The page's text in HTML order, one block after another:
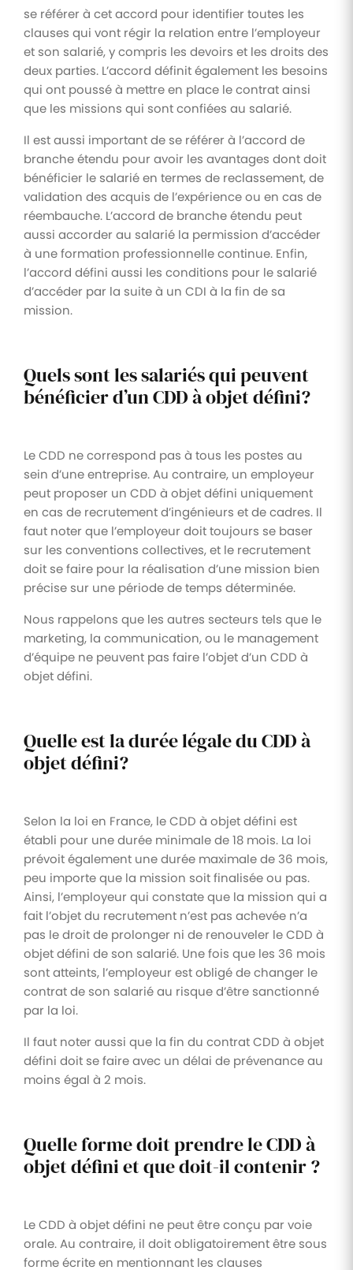
se référer à cet accord pour identifier toutes les
clauses qui vont régir la relation entre l’employeur
et son salarié, y compris les devoirs et les droits des
deux parties. L’accord définit également les besoins
qui ont poussé à mettre en place le contrat ainsi
que les missions qui sont confiées au salarié.
Il est aussi important de se référer à l’accord de
branche étendu pour avoir les avantages dont doit
bénéficier le salarié en termes de reclassement, de
validation des acquis de l’expérience ou en cas de
réembauche. L’accord de branche étendu peut
aussi accorder au salarié la permission d’accéder
à une formation professionnelle continue. Enfin,
l’accord défini aussi les conditions pour le salarié
d’accéder par la suite à un CDI à la fin de sa
mission.
Quels sont les salariés qui peuvent
bénéficier d’un CDD à objet défini?
Le CDD ne correspond pas à tous les postes au
sein d’une entreprise. Au contraire, un employeur
peut proposer un CDD à objet défini uniquement
en cas de recrutement d’ingénieurs et de cadres. Il
faut noter que l’employeur doit toujours se baser
sur les conventions collectives, et le recrutement
doit se faire pour la réalisation d’une mission bien
précise sur une période de temps déterminée.
Nous rappelons que les autres secteurs tels que le
marketing, la communication, ou le management
d’équipe ne peuvent pas faire l’objet d’un CDD à
objet défini.
Quelle est la durée légale du CDD à
objet défini?
Selon la loi en France, le CDD à objet défini est
établi pour une durée minimale de 18 mois. La loi
prévoit également une durée maximale de 36 mois,
peu importe que la mission soit finalisée ou pas.
Ainsi, l’employeur qui constate que la mission qui a
fait l’objet du recrutement n’est pas achevée n’a
pas le droit de prolonger ni de renouveler le CDD à
objet défini de son salarié. Une fois que les 36 mois
sont atteints, l’employeur est obligé de changer le
contrat de son salarié au risque d’être sanctionné
par la loi.
Il faut noter aussi que la fin du contrat CDD à objet
défini doit se faire avec un délai de prévenance au
moins égal à 2 mois.
Quelle forme doit prendre le CDD à
objet défini et que doit-il contenir ?
Le CDD à objet défini ne peut être conçu par voie
orale. Au contraire, il doit obligatoirement être sous
forme écrite en mentionnant les clauses